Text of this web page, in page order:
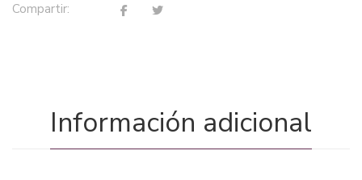
Compartir:
Información adicional